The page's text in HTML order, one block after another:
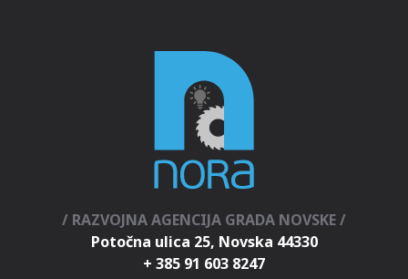
/ RAZVOJNA AGENCIJA GRADA NOVSKE /
Potočna ulica 25, Novska 44330
+ 385 91 603 8247